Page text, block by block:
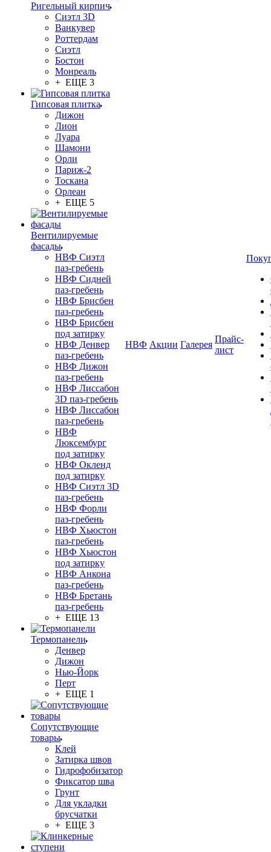
Ригельный кирпич
Сиэтл 3D
Ванкувер
Роттердам
Сиэтл
Бостон
Монреаль
+ ЕЩЕ 3
Гипсовая плитка
Дижон
Лион
Луара
Шамони
Орли
Париж-2
Тоскана
Орлеан
+ ЕЩЕ 5
Вентилируемые
фасады
НВФ Сиэтл
паз-гребень
НВФ Сидней
паз-гребень
НВФ Брисбен
паз-гребень
НВФ Брисбен
под затирку
НВФ Денвер
паз-гребень
НВФ Дижон
паз-гребень
НВФ Лиссабон
3D паз-гребень
НВФ Лиссабон
паз-гребень
НВФ
Люксембург
под затирку
НВФ Окленд
под затирку
НВФ Сиэтл 3D
паз-гребень
НВФ Форли
паз-гребень
НВФ Хьюстон
паз-гребень
НВФ Хьюстон
под затирку
НВФ Анкона
паз-гребень
НВФ Бретань
паз-гребень
+ ЕЩЕ 13
Термопанели
Денвер
Дижон
Нью-Йорк
Перт
+ ЕЩЕ 1
Сопутствующие
товары
Клей
Затирка швов
Гидрофобизатор
Фиксатор шва
Грунт
Для укладки
брусчатки
+ ЕЩЕ 3
НВФ Акции Галерея
Прайс-
лист